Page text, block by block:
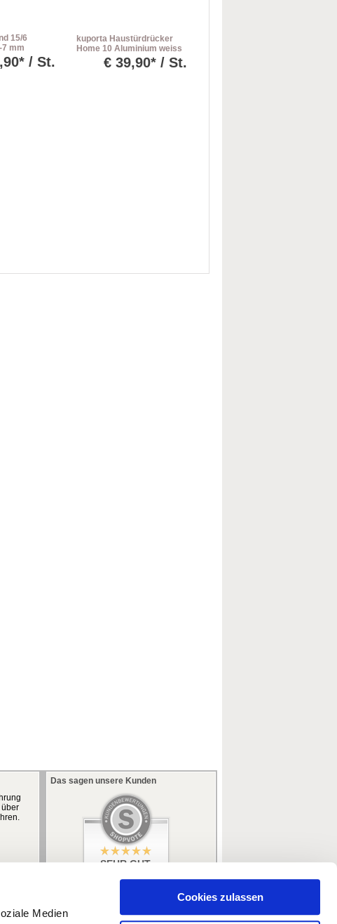
Medien
Cookies zulassen
15/6
7 mm
/ St.
kuporta Haustürdrücker
Home 10 Aluminium weiss
außen Drücker / innen
Drücker
€ 39,90* / St.
Das sagen unsere Kunden
SEHR GUT